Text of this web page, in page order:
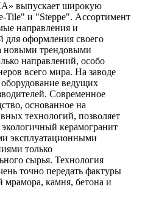
выпускает широкую
Tile" и "Steppe". Ассортимент
направления и
для оформления своего
новыми трендовыми
направлений, особо
всего мира. На заводе
оборудование ведущих
Современное
основанное на
технологий, позволяет
керамогранит
эксплуатационными
только
сырья. Технология
точно передать фактуры
камня, бетона и